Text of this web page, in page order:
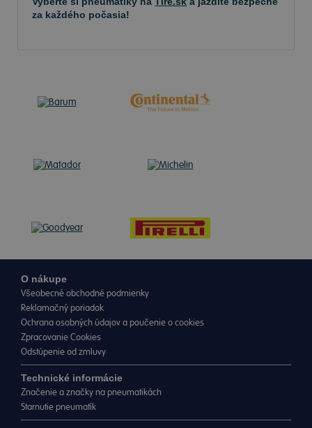
za každého počasia!
O nákupe
Všeobecné obchodné podmienky
Reklamačný poriadok
Ochrana osobných údajov a poučenie o cookies
Zpracovanie Cookies
Odstúpenie od zmluvy
Technické informácie
Značenie a značky na pneumatikách
Starnutie pneumatík